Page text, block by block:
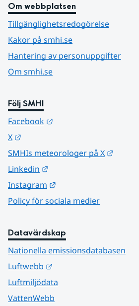
Om webbplatsen
Tillgänglighetsredogörelse
Kakor på smhi.se
Hantering av personuppgifter
Om smhi.se
Följ SMHI
Facebook
X
SMHIs meteorologer på X
Linkedin
Instagram
Policy för sociala medier
Datavärdskap
Nationella emissionsdatabasen
Luftwebb
Luftmiljödata
VattenWebb